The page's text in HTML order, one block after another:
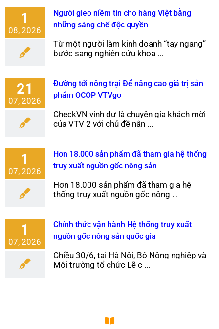
1
08, 2026
Người gieo niềm tin cho hàng Việt bằng
những sáng chế độc quyền
Từ một người làm kinh doanh “tay ngang”
bước sang nghiên cứu khoa ...
21
07, 2026
Đường tới nông trại Để nâng cao giá trị sản
phẩm OCOP VTVgo
CheckVN vinh dự là chuyên gia khách mời
của VTV 2 với chủ đề nân ...
1
07, 2026
Hơn 18.000 sản phẩm đã tham gia hệ thống
truy xuất nguồn gốc nông sản
Hơn 18.000 sản phẩm đã tham gia hệ
thống truy xuất nguồn gốc nông ...
1
07, 2026
Chính thức vận hành Hệ thống truy xuất
nguồn gốc nông sản quốc gia
Chiều 30/6, tại Hà Nội, Bộ Nông nghiệp và
Môi trường tổ chức Lễ c ...